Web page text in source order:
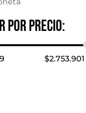
por precio:
$2.753.901